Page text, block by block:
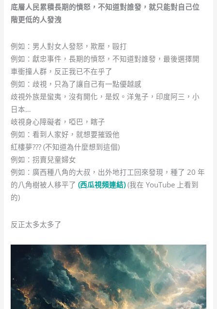
底層人民累積長期的憤怒，不知道對誰發，就只能對自己位
階更低的人發洩
例如：男人對女人發怒，欺壓，毆打
例如：獻忠事件，長期的憤怒，不知道對誰發，最後選擇開
車衝撞人群，反正我已不在乎了
例如：歧視，只為了讓自己有一點優越感
歧視外族是蠻夷，沒有開化，是奴。洋鬼子，印度阿三，小
日本…
岐視身心障礙者，啞巴，瞎子
例如：看到人家好，就想要摧毀他
紅樓夢??? (不知道為什麼想到這個)
例如：拐賣兒童婦女
例如：廣西種八角的大叔，出外地打工回來發現，種了 20 年
的八角樹被人移平了(西瓜視頻連結)(我在 YouTube 上看到
的)
反正太多太多了